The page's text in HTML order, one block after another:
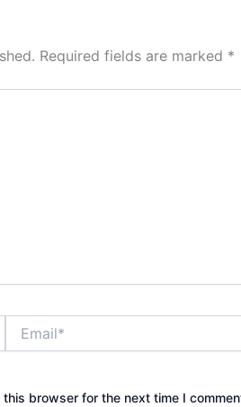
Required fields are marked *
browser for the next time I